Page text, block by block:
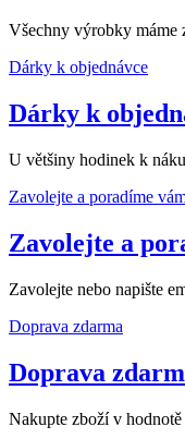
Všechny výrobky máme
Dárky k objednávce
Dárky k
U většiny hodinek k
Zavolejte a poradíme
Zavolejte a
Zavolejte nebo napište
Doprava zdarma
Doprava
Nakupte zboží v